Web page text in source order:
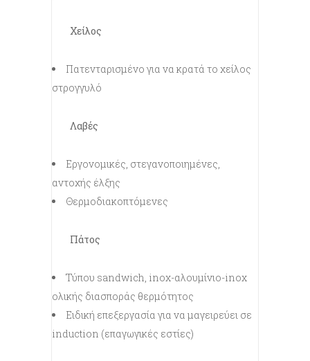
Χείλος
Πατενταρισμένο για να κρατά το χείλος
στρογγυλό
Λαβές
Εργονομικές, στεγανοποιημένες,
αντοχής έλξης
Θερμοδιακοπτόμενες
Πάτος
Τύπου sandwich, inox-αλουμίνιο-inox
ολικής διασποράς θερμότητος
Ειδική επεξεργασία για να μαγειρεύει σε
induction (επαγωγικές εστίες)